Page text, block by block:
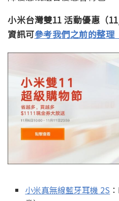
小米台灣雙11 活動優惠（
資訊可參考我們之前的整理
小米真無線藍牙耳機 2S